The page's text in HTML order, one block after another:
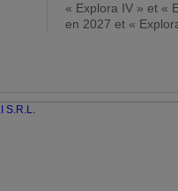
« Explora IV » et «
en 2027 et «